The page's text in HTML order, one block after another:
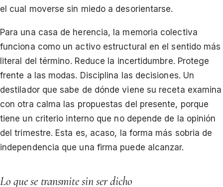
el cual moverse sin miedo a desorientarse.
Para una casa de herencia, la memoria colectiva
funciona como un activo estructural en el sentido más
literal del término. Reduce la incertidumbre. Protege
frente a las modas. Disciplina las decisiones. Un
destilador que sabe de dónde viene su receta examina
con otra calma las propuestas del presente, porque
tiene un criterio interno que no depende de la opinión
del trimestre. Esta es, acaso, la forma más sobria de
independencia que una firma puede alcanzar.
Lo que se transmite sin ser dicho